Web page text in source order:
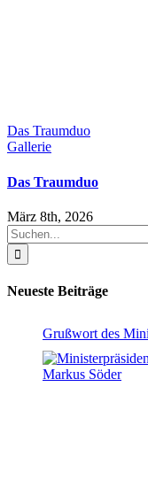
Das Traumduo
Gallerie
Das Traumduo
März 8th, 2026
Suche
nach:
Neueste Beiträge
Grußwort des